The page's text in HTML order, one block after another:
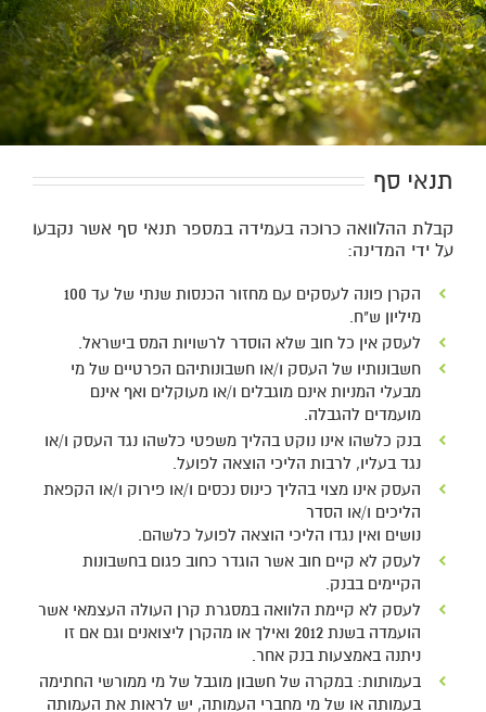
תנאי סף
קבלת ההלוואה כרוכה בעמידה במספר תנאי סף אשר נקבעו
על ידי המדינה:
הקרן פונה לעסקים עם מחזור הכנסות שנתי של עד 100
מיליון ש"ח.
לעסק אין כל חוב שלא הוסדר לרשויות המס בישראל.
חשבונותיו של העסק ו/או חשבונותיהם הפרטיים של מי
מבעלי המניות אינם מוגבלים ו/או מעוקלים ואף אינם
מועמדים להגבלה.
בנק כלשהו אינו נוקט בהליך משפטי כלשהו נגד העסק ו/או
נגד בעליו, לרבות הליכי הוצאה לפועל.
העסק אינו מצוי בהליך כינוס נכסים ו/או פירוק ו/או הקפאת
הליכים ו/או הסדר
נושים ואין נגדו הליכי הוצאה לפועל כלשהם.
לעסק לא קיים חוב אשר הוגדר כחוב פגום בחשבונות
הקיימים בבנק.
לעסק לא קיימת הלוואה במסגרת קרן העולה העצמאי אשר
הועמדה בשנת 2012 ואילך או מהקרן ליצואנים וגם אם זו
ניתנה באמצעות בנק אחר.
בעמותות: במקרה של חשבון מוגבל של מי ממורשי החתימה
בעמותה או של מי מחברי העמותה, יש לראות את העמותה